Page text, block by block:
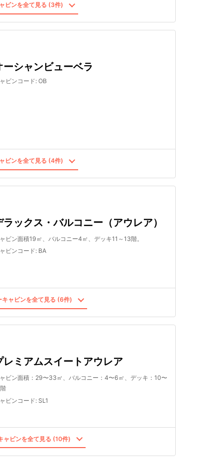
ビンを全て見る (3件)
ーシャンビューベラ
ビンコード: OB
ビンを全て見る (4件)
ラックス・バルコニー（アウレア）
ビン面積19㎡、バルコニー4㎡、デッキ11～13階。
ビンコード: BA
キャビンを全て見る (6件)
レミアムスイートアウレア
ビン面積：29〜33㎡、バルコニー：4〜6㎡、デッキ：10〜
ビンコード: SL1
ャビンを全て見る (10件)